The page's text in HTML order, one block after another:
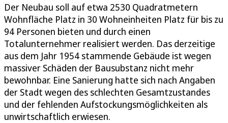
Der Neubau soll auf etwa 2530 Quadratmetern
Wohnfläche Platz in 30 Wohneinheiten Platz für bis zu
94 Personen bieten und durch einen
Totalunternehmer realisiert werden. Das derzeitige
aus dem Jahr 1954 stammende Gebäude ist wegen
massiver Schäden der Bausubstanz nicht mehr
bewohnbar. Eine Sanierung hatte sich nach Angaben
der Stadt wegen des schlechten Gesamtzustandes
und der fehlenden Aufstockungsmöglichkeiten als
unwirtschaftlich erwiesen.